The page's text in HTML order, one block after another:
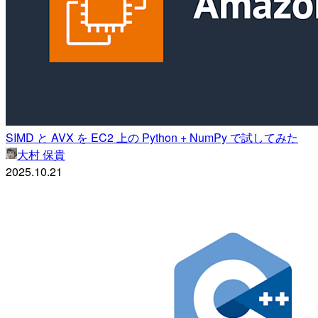
SIMD と AVX を EC2 上の Python + NumPy で試してみた
大村 保貴
2025.10.21